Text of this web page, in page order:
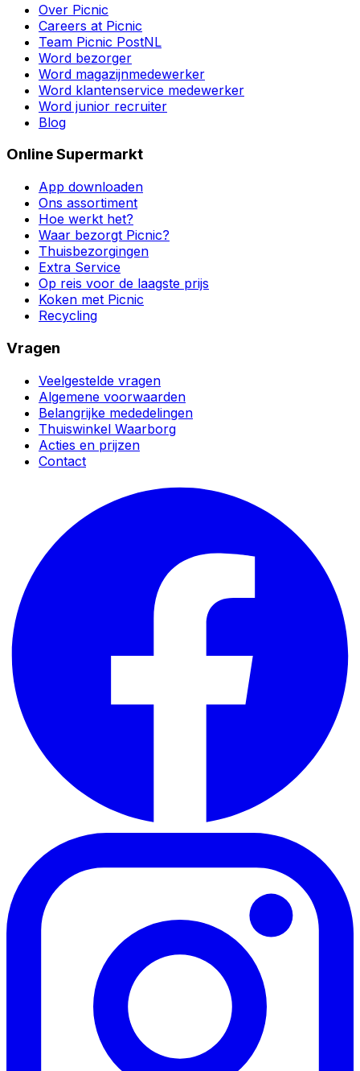
Over Picnic
Careers at Picnic
Team Picnic PostNL
Word bezorger
Word magazijnmedewerker
Word klantenservice medewerker
Word junior recruiter
Blog
Online Supermarkt
App downloaden
Ons assortiment
Hoe werkt het?
Waar bezorgt Picnic?
Thuisbezorgingen
Extra Service
Op reis voor de laagste prijs
Koken met Picnic
Recycling
Vragen
Veelgestelde vragen
Algemene voorwaarden
Belangrijke mededelingen
Thuiswinkel Waarborg
Acties en prijzen
Contact